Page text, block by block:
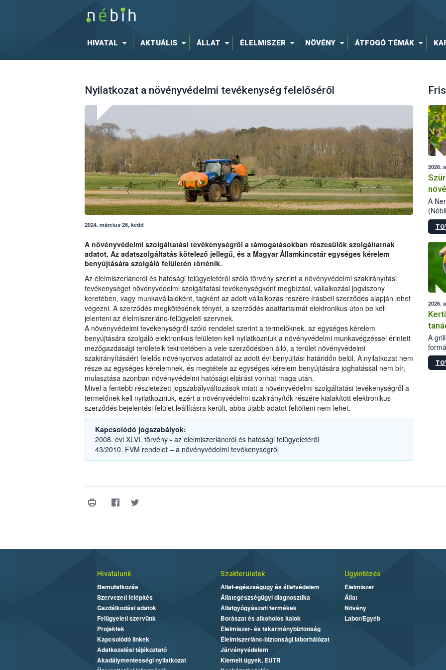
HIVATAL AKTUÁLIS ÁLLAT ÉLELMISZER NÖVÉNY ÁTFOGÓ TÉMÁK
Nyilatkozat a növényvédelmi tevékenység felelőséről
2024. március 26, kedd
A növényvédelmi szolgáltatási tevékenységről a támogatásokban részesülők szolgáltatnak
adatot. Az adatszolgáltatás kötelező jellegű, és a Magyar Államkincstár egységes kérelem
benyújtására szolgáló felületén történik.
Az élelmiszerláncról és hatósági felügyeletéről szóló törvény szerint a növényvédelmi szakirányítási
tevékenységet növényvédelmi szolgáltatási tevékenységként megbízási, vállalkozási jogviszony
keretében, vagy munkavállalóként, tagként az adott vállalkozás részére írásbeli szerződés alapján lehet
végezni. A szerződés megkötésének tényét, a szerződés adattartalmát elektronikus úton be kell
jelenteni az élelmiszerlánc-felügyeleti szervnek.
A növényvédelmi tevékenységről szóló rendelet szerint a termelőknek, az egységes kérelem
benyújtására szolgáló elektronikus felületen kell nyilatkozniuk a növényvédelmi munkavégzéssel érintett
mezőgazdasági területeik tekintetében a vele szerződésben álló, a terület növényvédelmi
szakirányításáért felelős növényorvos adatairól az adott évi benyújtási határidőn belül. A nyilatkozat nem
része az egységes kérelemnek, és megtétele az egységes kérelem benyújtására joghatással nem bír,
mulasztása azonban növényvédelmi hatósági eljárást vonhat maga után.
Mivel a fentebb részletezett jogszabályváltozások miatt a növényvédelmi szolgáltatási tevékenységről a
termelőnek kell nyilatkozniuk, ezért a növényvédelmi szakirányítók részére kialakított elektronikus
szerződés bejelentési felület leállításra került, abba újabb adatot feltölteni nem lehet.
Kapcsolódó jogszabályok:
2008. évi XLVI. törvény - az élelmiszerláncról és hatósági felügyeletéről
43/2010. FVM rendelet – a növényvédelmi tevékenységről
2026.
A
Az
2026.
A
Hivatalunk
Bemutatkozás
Szervezeti felépítés
Gazdálkodási adatok
Felügyeleti szervünk
Projektek
Kapcsolódó linkek
Adatkezelési tájékoztató
Akadálymentességi nyilatkozat
Szakterületek
Állat-egészségügy és állatvédelem
Állategészségügyi diagnosztika
Állatgyógyászati termékek
Borászat és alkoholos italok
Élelmiszer- és takarmánybiztonság
Élelmiszerlánc-biztonsági laborhálózat
Járványvédelem
Kiemelt ügyek, EUTR
Ügyintézés
Élelmiszer
Állat
Növény
Labor/Egyéb